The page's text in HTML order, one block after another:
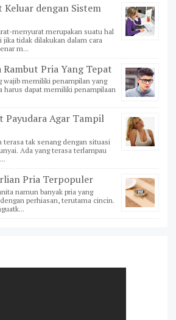
Keluar dengan Sistem
menyurat merupakan suatu hal
jika tidak dilakukan dalam cara
m...
Rambut Pria Yang Tepat
wajib memiliki penampilan yang
harus dapat memiliki penampilaan
Payudara Agar Tampil
terasa tak senang dengan situasi
Ada yang terasa terlampau
Pria Terpopuler
namun banyak pria yang
perhiasan, terutama cincin.